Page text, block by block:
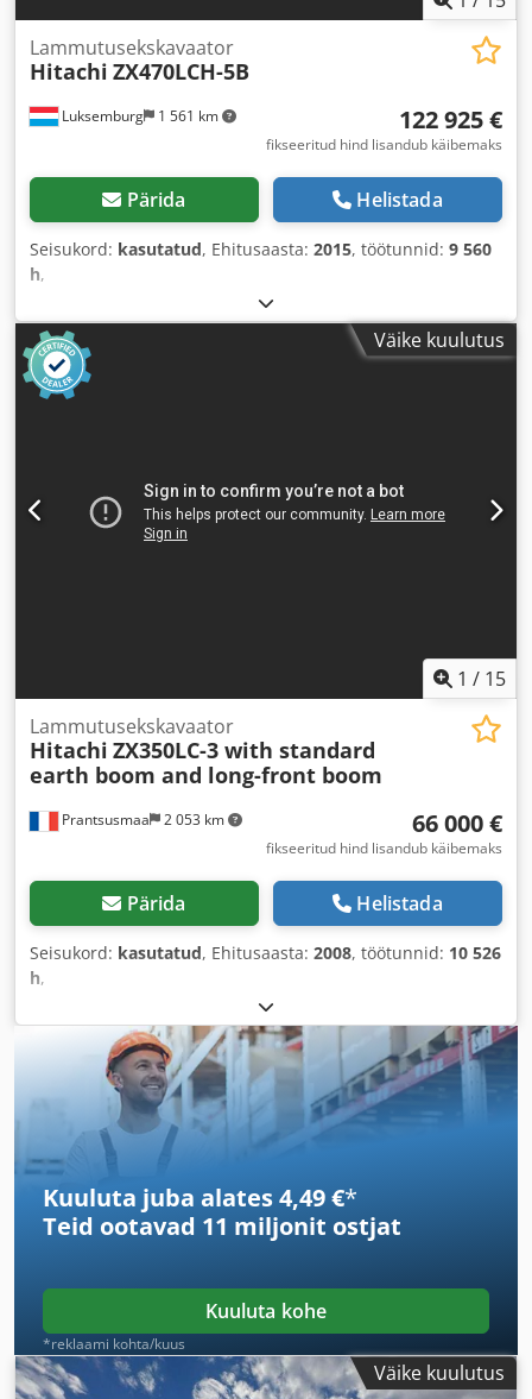
Luksemburg 1 561 km
Lammutusekskavaator
Hitachi ZX470LCH-5B
122 925 €
fikseeritud hind lisandub käibemaks
Pärida Helistada
Seisukord: kasutatud, Ehitusaasta: 2015, töötunnid: 9 560
h,
Väike kuulutus
1 / 15
Prantsusmaa 2 053 km
Lammutusekskavaator
Hitachi ZX350LC-3 with standard
earth boom and long-front boom
66 000 €
fikseeritud hind lisandub käibemaks
Pärida Helistada
Seisukord: kasutatud, Ehitusaasta: 2008, töötunnid: 10 526
h,
Kuuluta juba alates 4,49 €*
Teid ootavad 11 miljonit ostjat
Kuuluta kohe
*reklaami kohta/kuus
Väike kuulutus